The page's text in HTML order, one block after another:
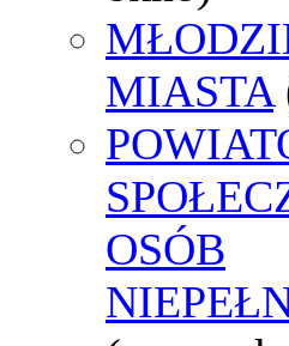
MIASTA
OSÓB